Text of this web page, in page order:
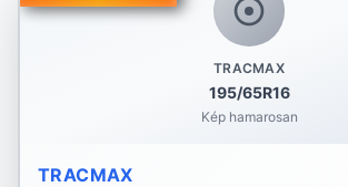
TRACMAX
195/65R16
Kép hamarosan
TRACMAX